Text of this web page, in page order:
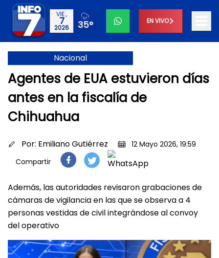
VIE.,
7
2026 35° EN VIVO
Nacional
Agentes de EUA estuvieron días
antes en la fiscalía de
Chihuahua
Por: Emiliano Gutiérrez
12 Mayo 2026, 19:59
Compartir
Además, las autoridades revisaron grabaciones de
cámaras de vigilancia en las que se observa a 4
personas vestidas de civil integrándose al convoy
del operativo